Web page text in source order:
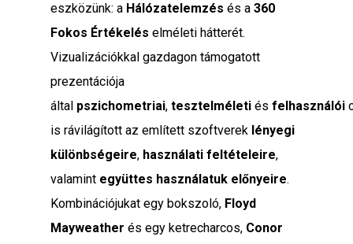
eszközünk: a Hálózatelemzés és a360
Fokos Értékelés elméleti hátterét.
Vizualizációkkal gazdagon támogatott
prezentációja
által pszichometriai,tesztelméleti ésfelhasználói
is rávilágított az említett szoftverek lényegi
különbségeire, használati feltételeire,
valamint együttes használatuk előnyeire.
Kombinációjukat egy bokszoló, Floyd
Mayweather és egy ketrecharcos, Conor